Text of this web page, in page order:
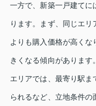
一方で、新築一戸建てに
ります。まず、同じエ
よりも購入価格が高く
きくなる傾向がありま
エリアでは、最寄り駅ま
られるなど、立地条件の